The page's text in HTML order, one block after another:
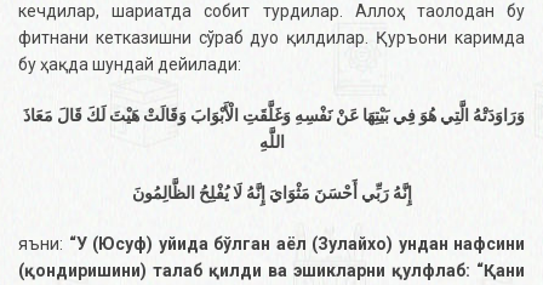
кечдилар, шариатда собит турдилар. Аллоҳ таолодан бу
фитнани кетказишни сўраб дуо қилдилар. Қуръони каримда
бу ҳақда шундай дейилади:
اللَّهِ
إِنَّهُ رَبِّي أَحْسَنَ مَثْوَايَ إِنَّهُ لَا يُفْلِحُ الظَّالِمُونَ
яъни: “У (Юсуф) уйида бўлган аёл (Зулайхо) ундан нафсини
(қондиришини) талаб қилди ва эшикларни қулфлаб: “Қани